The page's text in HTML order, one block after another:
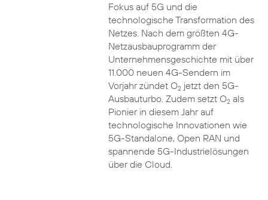
Fokus auf 5G und die
technologische Transformation des
Netzes. Nach dem größten 4G-
Netzausbauprogramm der
Unternehmensgeschichte mit über
11.000 neuen 4G-Sendern im
Vorjahr zündet O2jetzt den 5G-
Ausbauturbo. Zudem setzt O2als
Pionier in diesem Jahr auf
technologische Innovationen wie
5G-Standalone, Open RAN und
spannende 5G-Industrielösungen
über die Cloud.